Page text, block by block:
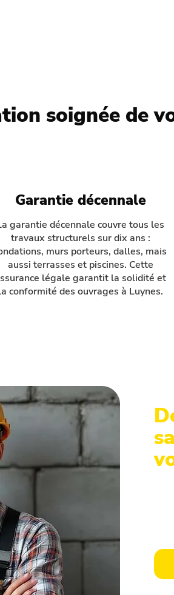
soignée de
Garantie décennale
garantie décennale couvre tous les
travaux structurels sur dix ans :
murs porteurs, dalles, mais
aussi terrasses et piscines. Cette
légale garantit la solidité et
conformité des ouvrages à Luynes.